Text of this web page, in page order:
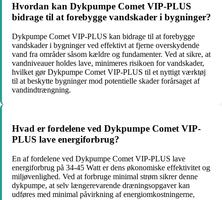
Hvordan kan Dykpumpe Comet VIP-PLUS
bidrage til at forebygge vandskader i bygninger?
Dykpumpe Comet VIP-PLUS kan bidrage til at forebygge
vandskader i bygninger ved effektivt at fjerne overskydende
vand fra områder såsom kældre og fundamenter. Ved at sikre, at
vandniveauer holdes lave, minimeres risikoen for vandskader,
hvilket gør Dykpumpe Comet VIP-PLUS til et nyttigt værktøj
til at beskytte bygninger mod potentielle skader forårsaget af
vandindtrængning.
Hvad er fordelene ved Dykpumpe Comet VIP-
PLUS lave energiforbrug?
En af fordelene ved Dykpumpe Comet VIP-PLUS lave
energiforbrug på 34-45 Watt er dens økonomiske effektivitet og
miljøvenlighed. Ved at forbruge minimal strøm sikrer denne
dykpumpe, at selv længerevarende dræningsopgaver kan
udføres med minimal påvirkning af energiomkostningerne,